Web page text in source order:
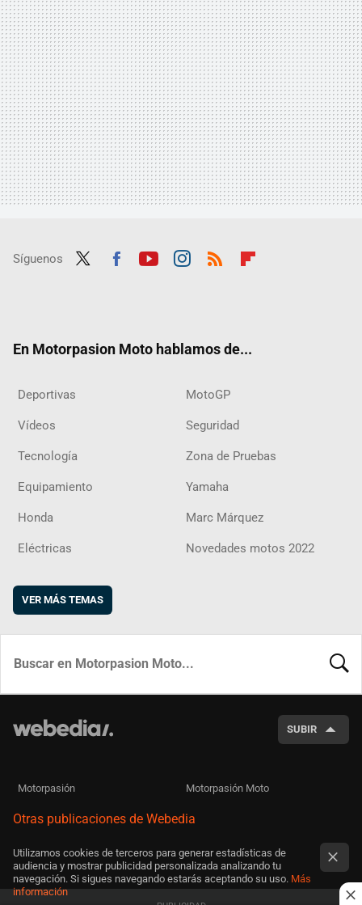
Síguenos
En Motorpasion Moto hablamos de...
Deportivas MotoGP
Vídeos Seguridad
Tecnología Zona de Pruebas
Equipamiento Yamaha
Honda Marc Márquez
Eléctricas Novedades motos 2022
VER MÁS TEMAS
SUBIR
Motorpasión Motorpasión Moto
Otras publicaciones de Webedia
Utilizamos cookies de terceros para generar estadísticas de
audiencia y mostrar publicidad personalizada analizando tu
navegación. Si sigues navegando estarás aceptando su uso. Más
información